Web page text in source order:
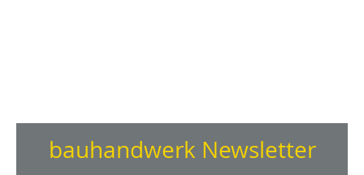
bauhandwerk Newsletter